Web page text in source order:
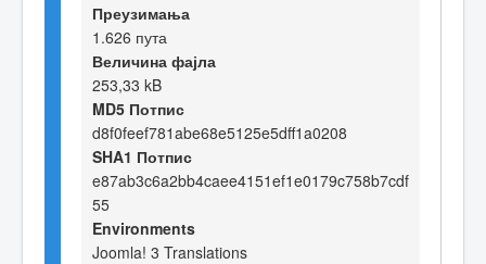
Преузимања
1.626 пута
Величина фајла
253,33 kB
MD5 Потпис
d8f0feef781abe68e5125e5dff1a0208
SHA1 Потпис
e87ab3c6a2bb4caee4151ef1e0179c758b7cdf
55
Environments
Joomla! 3 Translations